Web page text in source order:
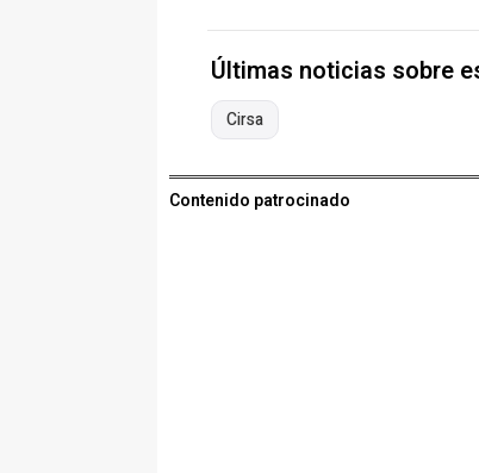
Últimas noticias sobre
Cirsa
Contenido patrocinado